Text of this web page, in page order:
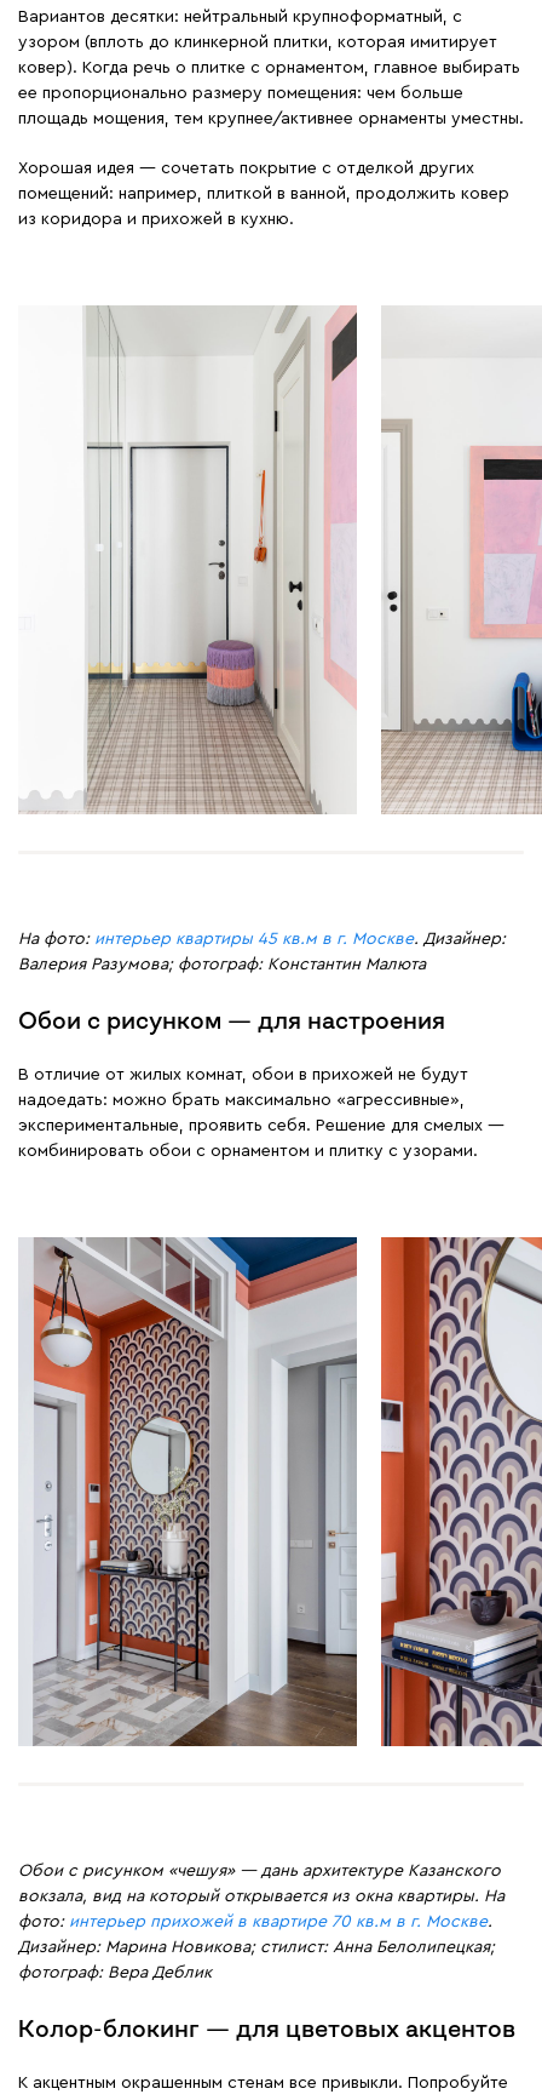
Вариантов десятки: нейтральный крупноформатный, с
узором (вплоть до клинкерной плитки, которая имитирует
ковер). Когда речь о плитке с орнаментом, главное выбирать
ее пропорционально размеру помещения: чем больше
площадь мощения, тем крупнее/активнее орнаменты уместны.
Хорошая идея — сочетать покрытие с отделкой других
помещений: например, плиткой в ванной, продолжить ковер
из коридора и прихожей в кухню.
На фото: интерьер квартиры 45 кв.м в г. Москве. Дизайнер:
Валерия Разумова; фотограф: Константин Малюта
Обои с рисунком — для настроения
В отличие от жилых комнат, обои в прихожей не будут
надоедать: можно брать максимально «агрессивные»,
экспериментальные, проявить себя. Решение для смелых —
комбинировать обои с орнаментом и плитку с узорами.
Обои с рисунком «чешуя» — дань архитектуре Казанского
вокзала, вид на который открывается из окна квартиры. На
фото: интерьер прихожей в квартире 70 кв.м в г. Москве.
Дизайнер: Марина Новикова; стилист: Анна Белолипецкая;
фотограф: Вера Деблик
Колор-блокинг — для цветовых акцентов
К акцентным окрашенным стенам все привыкли. Попробуйте